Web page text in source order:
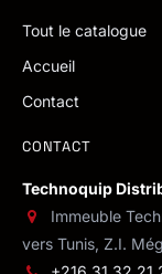
Tout le catalogue
Accueil
Contact
CONTACT
Technoquip
Immeuble
vers Tunis, Z.I.